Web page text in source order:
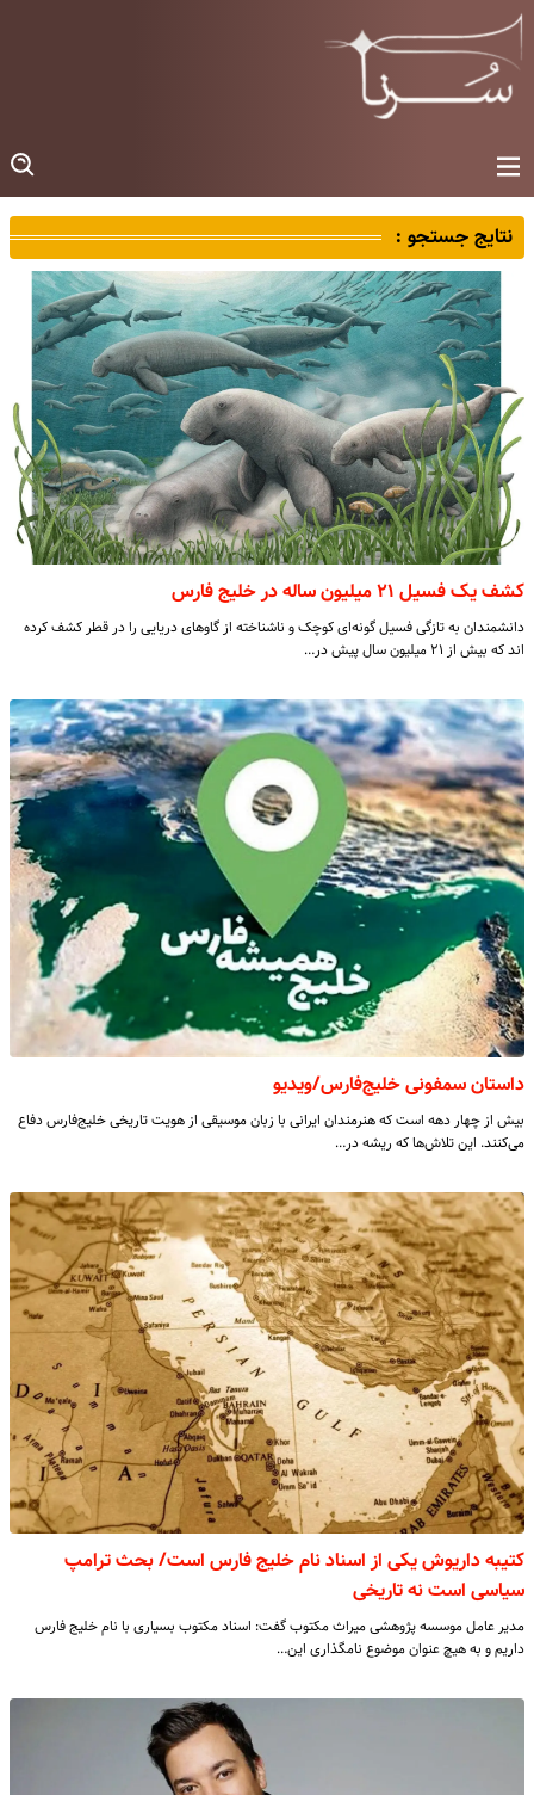
نتایج جستجو :
کشف یک فسیل ۲۱ میلیون ساله در خلیج فارس
دانشمندان به تازگی فسیل گونه‌ای کوچک و ناشناخته از گاوهای دریایی را در قطر کشف کرده
اند که بیش از ۲۱ میلیون سال پیش در…
داستان سمفونی خلیج‌فارس/ویدیو
بیش از چهار دهه است که هنرمندان ایرانی با زبان موسیقی از هویت تاریخی خلیج‌فارس دفاع
می‌کنند. این تلاش‌ها که ریشه در…
کتیبه داریوش یکی از اسناد نام خلیج فارس است/ بحث ترامپ
سیاسی است نه تاریخی
مدیر عامل موسسه پژوهشی میراث مکتوب گفت: اسناد مکتوب بسیاری با نام خلیج فارس
داریم و به هیچ عنوان موضوع نامگذاری این…